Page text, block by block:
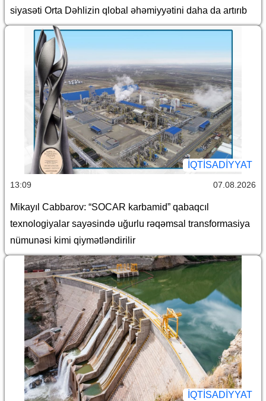
siyasəti Orta Dəhlizin qlobal əhəmiyyətini daha da artırıb
İQTİSADİYYAT
13:09 07.08.2026
Mikayıl Cabbarov: “SOCAR karbamid” qabaqcıl
texnologiyalar sayəsində uğurlu rəqəmsal transformasiya
nümunəsi kimi qiymətləndirilir
İQTİSADİYYAT